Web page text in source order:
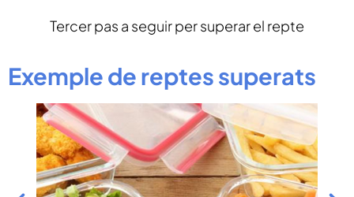
Tercer pas a seguir per superar el repte
Exemple de reptes superats